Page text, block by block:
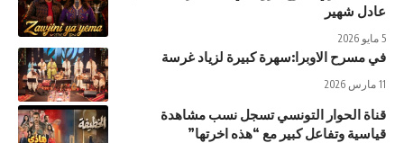
عادل شهير
في مسرح الاوبرا:سهرة كبيرة لزياد غرسة
قناة الحوار التونسي تسجل نسب مشاهدة
قياسية وتفاعل كبير مع “هذه اخرتها”